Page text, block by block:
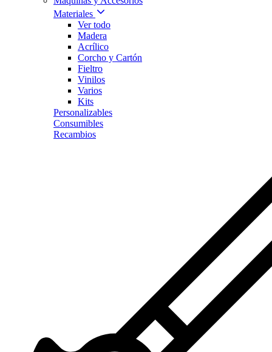
Materiales
Ver todo
Madera
Acrílico
Corcho y Cartón
Fieltro
Vinilos
Varios
Kits
Personalizables
Consumibles
Recambios